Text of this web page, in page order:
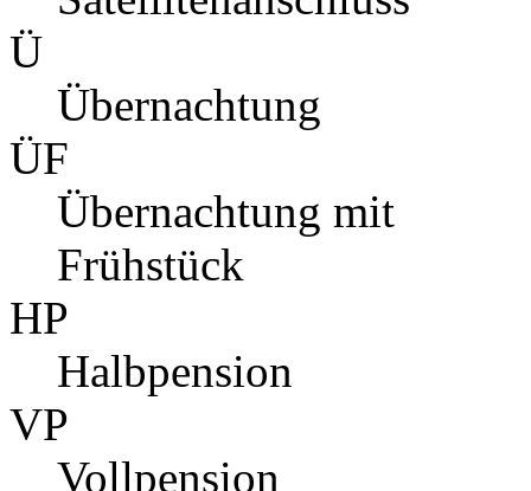
Ü
Übernachtung
ÜF
Übernachtung mit
Frühstück
HP
Halbpension
VP
Vollpension